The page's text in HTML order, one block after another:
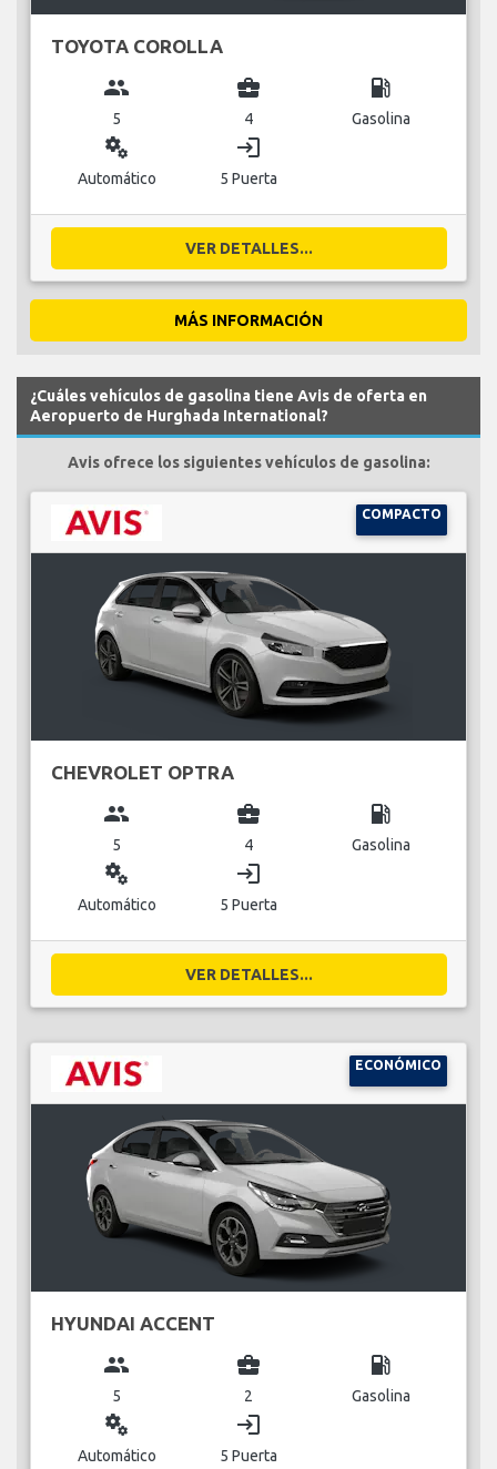
TOYOTA COROLLA
group
5
business_center
4
local_gas_station
Gasolina
miscellaneous_services
Automático
login
5 Puerta
VER DETALLES...
MÁS INFORMACIÓN
¿Cuáles vehículos de gasolina tiene Avis de oferta en
Aeropuerto de Hurghada International?
Avis ofrece los siguientes vehículos de gasolina:
COMPACTO
CHEVROLET OPTRA
group
5
business_center
4
local_gas_station
Gasolina
miscellaneous_services
Automático
login
5 Puerta
VER DETALLES...
ECONÓMICO
HYUNDAI ACCENT
group
5
business_center
2
local_gas_station
Gasolina
miscellaneous_services
Automático
login
5 Puerta